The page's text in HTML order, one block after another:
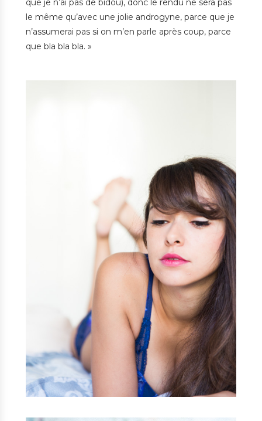
que je n’ai pas de bidou), donc le rendu ne sera pas
le même qu’avec une jolie androgyne, parce que je
n’assumerai pas si on m’en parle après coup, parce
que bla bla bla. »